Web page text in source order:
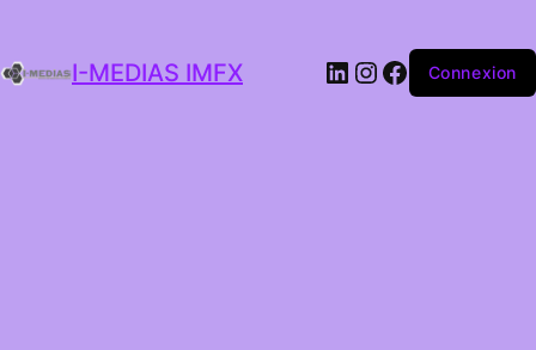
I-MEDIAS IMFX Connexion